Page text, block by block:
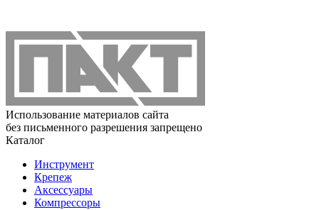
Использование материалов сайта
без письменного разрешения запрещено
Каталог
Инструмент
Крепеж
Аксессуары
Компрессоры